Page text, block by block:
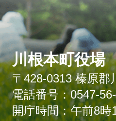
川根本町役場
〒428-0313 榛原郡
電話番号：0547-
開庁時間：午前8